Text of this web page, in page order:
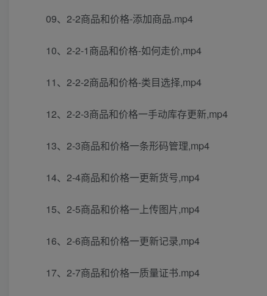
09、2-2商品和价格-添加商品.mp4
10、2-2-1商品和价格-如何走价,mp4
11、2-2-2商品和价格-类目选择,mp4
12、2-2-3商品和价格一手动库存更新,mp4
13、2-3商品和价格一条形码管理,mp4
14、2-4商品和价格一更新货号,mp4
15、2-5商品和价格一上传图片,mp4
16、2-6商品和价格一更新记录,mp4
17、2-7商品和价格一质量证书.mp4